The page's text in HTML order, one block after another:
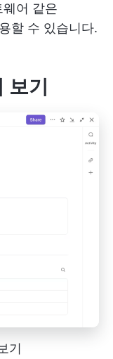
어 같은
할 수 있습니다.
보기
기